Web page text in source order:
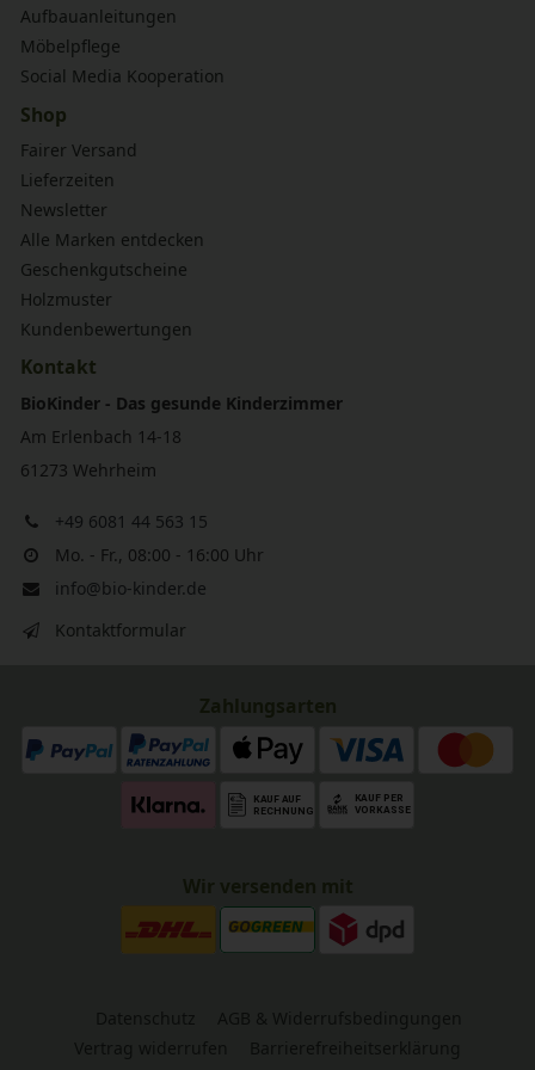
Aufbauanleitungen
Möbelpflege
Social Media Kooperation
Shop
Fairer Versand
Lieferzeiten
Newsletter
Alle Marken entdecken
Geschenkgutscheine
Holzmuster
Kundenbewertungen
Kontakt
BioKinder - Das gesunde Kinderzimmer
Am Erlenbach 14-18
61273 Wehrheim
+49 6081 44 563 15
Mo. - Fr., 08:00 - 16:00 Uhr
info@bio-kinder.de
Kontaktformular
Zahlungsarten
Wir versenden mit